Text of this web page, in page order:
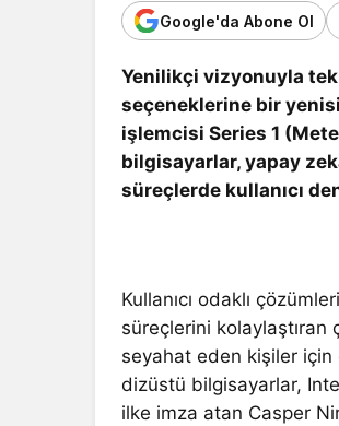
Google'da Abone Ol
Yenilikçi vizyonuyla
seçeneklerine bir
işlemcisi Series 1
bilgisayarlar, yapay
süreçlerde kullanıcı
Kullanıcı odaklı
süreçlerini kolaylaştıran
seyahat eden kişiler için
dizüstü bilgisayarlar,
ilke imza atan Casper